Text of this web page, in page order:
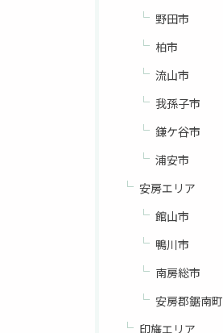
野田市
柏市
流山市
我孫子市
鎌ケ谷市
浦安市
安房エリア
館山市
鴨川市
南房総市
安房郡鋸南町
印旛エリア